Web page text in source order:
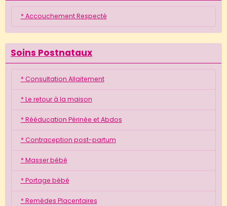
* Accouchement Respecté
Soins Postnataux
* Consultation Allaitement
* Le retour à la maison
* Rééducation Périnée et Abdos
* Contraception post-partum
* Masser bébé
* Portage bébé
* Remèdes Placentaires